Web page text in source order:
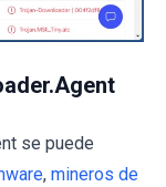
se puede
, mineros de